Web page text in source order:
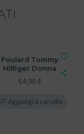
Foulard Tommy
Hilfiger Donna
64,90 €
Aggiungi a carrello